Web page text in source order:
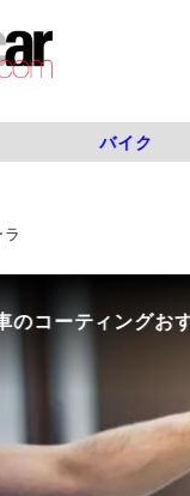
バイク
のコーティングお